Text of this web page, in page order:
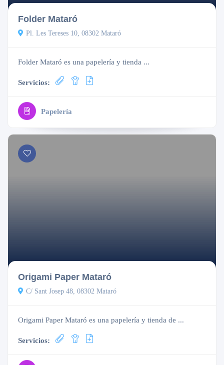
Folder Mataró
Pl. Les Tereses 10, 08302 Mataró
Folder Mataró es una papelería y tienda ...
Servicios:
Papelería
Origami Paper Mataró
C/ Sant Josep 48, 08302 Mataró
Origami Paper Mataró es una papelería y tienda de ...
Servicios: